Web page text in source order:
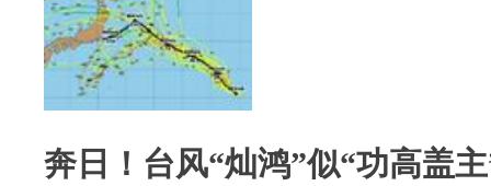
奔日！台风“灿鸿”似“功高盖